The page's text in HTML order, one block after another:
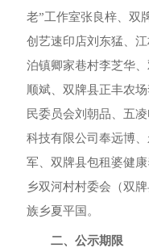
老”工作室张良梓、双
创艺速印店刘东猛、
泊镇卿家巷村李芝华
顺斌、双牌县正丰农
民委员会刘朝品、五
科技有限公司奉远博
军、双牌县包租婆健
乡双河村村委会（双
族乡夏平国。
二、公示期限